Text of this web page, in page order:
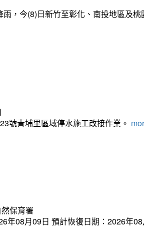
，今(8)日新竹至彰化、南投地區及
號青埔里區域停水施工改接作業。
保育署
年08月09日 預計恢復日期：2026年